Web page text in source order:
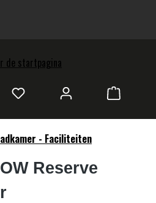
- Faciliteiten
Reserve